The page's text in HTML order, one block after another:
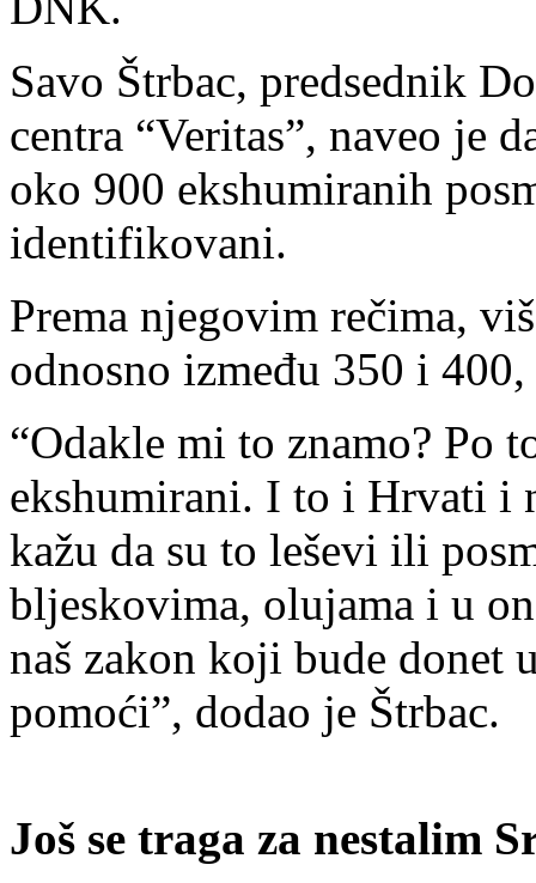
Savo Štrbac, predsednik
centra “Veritas”, naveo je
oko 900 ekshumiranih
identifikovani.
Prema njegovim rečima,
odnosno između 350 i
“Odakle mi to znamo? Po
ekshumirani. I to i Hrvati i
kažu da su to leševi ili
bljeskovima, olujama i u
naš zakon koji bude donet
pomoći”, dodao je Štrbac.
Još se traga za nestalim